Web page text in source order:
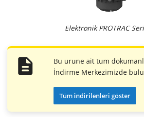
Elektronik PROTRAC
Bu ürüne ait tüm
İndirme Merkezimizde
Tüm indirilenleri göster